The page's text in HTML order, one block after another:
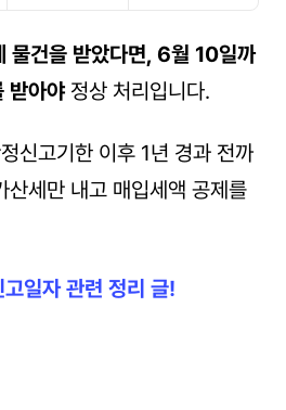
물건을 받았다면, 6월 10일까
받아야 정상 처리입니다.
신고기한 이후 1년 경과 전까
산세만 내고 매입세액 공제를
일자 관련 정리 글!